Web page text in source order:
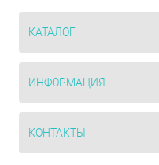
КАТАЛОГ
ИНФОРМАЦИЯ
КОНТАКТЫ